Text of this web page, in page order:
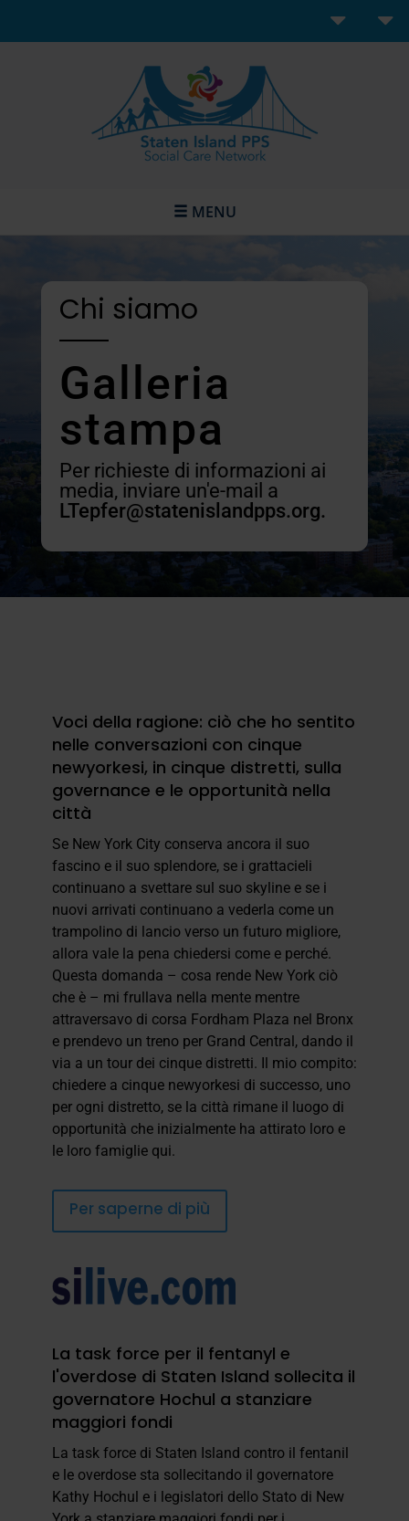
MENU
Chi siamo
Galleria
stampa
Per richieste di informazioni ai
media, inviare un'e-mail a
LTepfer@statenislandpps.org.
Voci della ragione: ciò che ho sentito
nelle conversazioni con cinque
newyorkesi, in cinque distretti, sulla
governance e le opportunità nella
città
Se New York City conserva ancora il suo
fascino e il suo splendore, se i grattacieli
continuano a svettare sul suo skyline e se i
nuovi arrivati continuano a vederla come un
trampolino di lancio verso un futuro migliore,
allora vale la pena chiedersi come e perché.
Questa domanda – cosa rende New York ciò
che è – mi frullava nella mente mentre
attraversavo di corsa Fordham Plaza nel Bronx
e prendevo un treno per Grand Central, dando il
via a un tour dei cinque distretti. Il mio compito:
chiedere a cinque newyorkesi di successo, uno
per ogni distretto, se la città rimane il luogo di
opportunità che inizialmente ha attirato loro e
le loro famiglie qui.
Per saperne di più
La task force per il fentanyl e
l'overdose di Staten Island sollecita il
governatore Hochul a stanziare
maggiori fondi
La task force di Staten Island contro il fentanil
e le overdose sta sollecitando il governatore
Kathy Hochul e i legislatori dello Stato di New